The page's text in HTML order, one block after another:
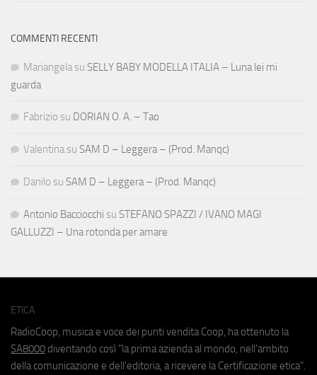
COMMENTI RECENTI
Mariangela su SELLY BABY MODELLA ITALIA – Luna lei mi
guarda
Fabrizio su DORIAN O. A. – Tao
Valentina su SAM D – Leggera – (Prod. Manqc)
Danilo su SAM D – Leggera – (Prod. Manqc)
Antonio Bacciocchi su STEFANO SPAZZI / IVANO MAGI
GALLUZZI – Una rotonda per amare
ETICA
RadioCoop, musica e voce dei punti vendita Coop, ha ottenuto la
SA8000 diventando così "la prima azienda al mondo, nell'ambito
della comunicazione e dell'editoria, a ricevere la Certificazione etica".